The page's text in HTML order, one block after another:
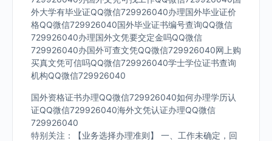
外大学有毕业证QQ微信729926040办理国外毕业证价
格QQ微信729926040国外毕业证书编号查询QQ微信
729926040办理国外文凭要交定金吗QQ微信
729926040办国外可查文凭QQ微信729926040网上购
买真文凭可信吗QQ微信729926040学士学位证书查询
机构QQ微信729926040
国外资格证书办理QQ微信729926040如何办理学历认
证QQ微信729926040海外文凭认证办理QQ微信
729926040
特别关注：【业务选择办理准则】 一、工作未确定，回